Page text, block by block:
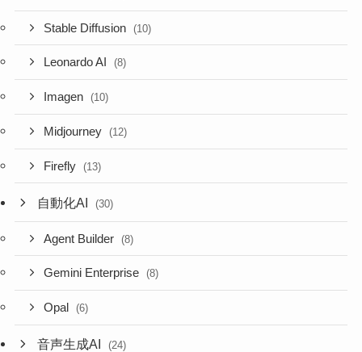
Stable Diffusion (10)
Leonardo AI (8)
Imagen (10)
Midjourney (12)
Firefly (13)
自動化AI (30)
Agent Builder (8)
Gemini Enterprise (8)
Opal (6)
音声生成AI (24)